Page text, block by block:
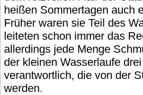
heißen Sommertagen auch
Früher waren sie Teil des
leiteten schon immer das
allerdings jede Menge
der kleinen Wasserlaufe
verantwortlich, die von der
werden.